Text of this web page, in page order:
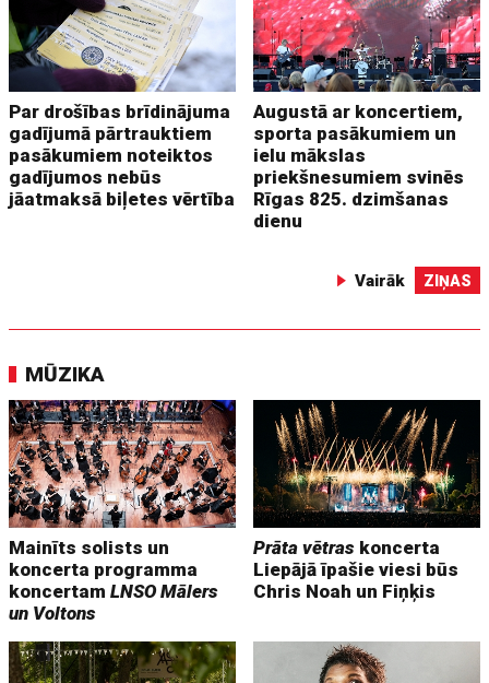
Par drošības brīdinājuma
gadījumā pārtrauktiem
pasākumiem noteiktos
gadījumos nebūs
jāatmaksā biļetes vērtība
Augustā ar koncertiem,
sporta pasākumiem un
ielu mākslas
priekšnesumiem svinēs
Rīgas 825. dzimšanas
dienu
Vairāk ZIŅAS
MŪZIKA
Mainīts solists un
koncerta programma
koncertamLNSO Mālers
un Voltons
Prāta vētras koncerta
Liepājā īpašie viesi būs
Chris Noah un Fiņķis